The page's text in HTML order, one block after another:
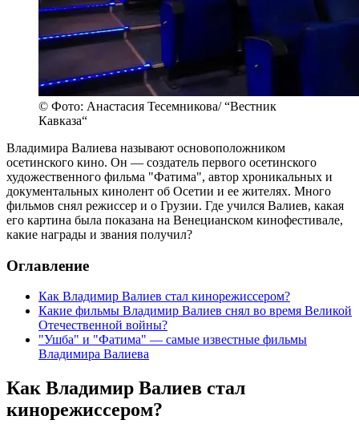
© Фото: Анастасия Тесемникова/ “Вестник
Кавказа“
Владимира Валиева называют основоположником
осетинского кино. Он — создатель первого осетинского
художественного фильма "Фатима", автор хроникальных и
документальных кинолент об Осетии и ее жителях. Много
фильмов снял режиссер и о Грузии. Где учился Валиев, какая
его картина была показана на Венецианском кинофестивале,
какие награды и звания получил?
Оглавление
Как Владимир Валиев стал кинорежиссером?
Какие фильмы Владимир Валиев снял во время Великой
Отечественной войны?
"Ушба" и "Фатима" — самые известные фильмы
Владимира Валиева
Как Владимир Валиев стал
кинорежиссером?